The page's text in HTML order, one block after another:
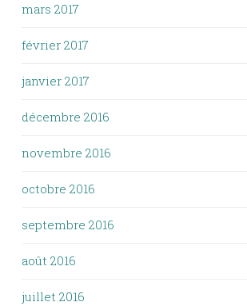
mars 2017
février 2017
janvier 2017
décembre 2016
novembre 2016
octobre 2016
septembre 2016
août 2016
juillet 2016